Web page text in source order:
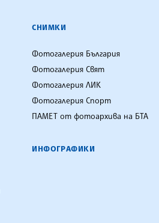
СНИМКИ
Фотогалерия България
Фотогалерия Свят
Фотогалерия ЛИК
Фотогалерия Спорт
ПАМЕТ от фотоархива на БТА
ИНФОГРАФИКИ